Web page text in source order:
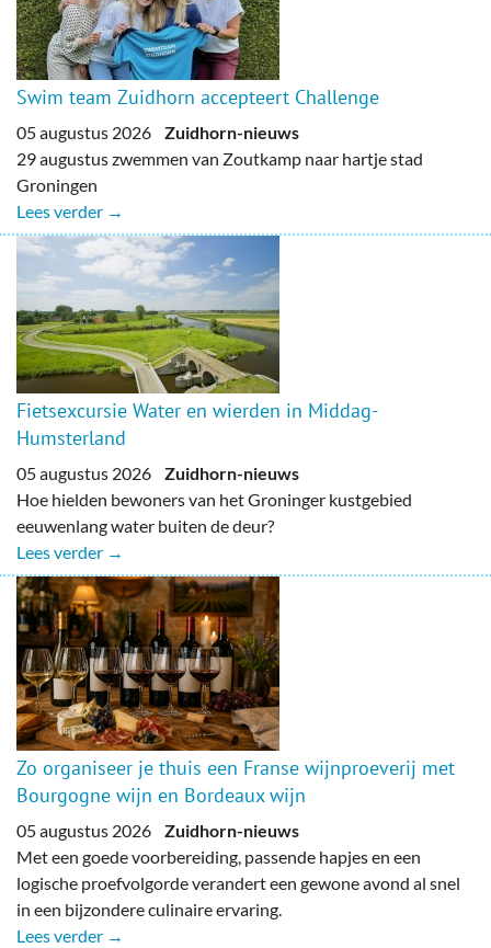
Swim team Zuidhorn accepteert Challenge
05 augustus 2026 Zuidhorn-nieuws
29 augustus zwemmen van Zoutkamp naar hartje stad
Groningen
Lees verder →
Fietsexcursie Water en wierden in Middag-
Humsterland
05 augustus 2026 Zuidhorn-nieuws
Hoe hielden bewoners van het Groninger kustgebied
eeuwenlang water buiten de deur?
Lees verder →
Zo organiseer je thuis een Franse wijnproeverij met
Bourgogne wijn en Bordeaux wijn
05 augustus 2026 Zuidhorn-nieuws
Met een goede voorbereiding, passende hapjes en een
logische proefvolgorde verandert een gewone avond al snel
in een bijzondere culinaire ervaring.
Lees verder →